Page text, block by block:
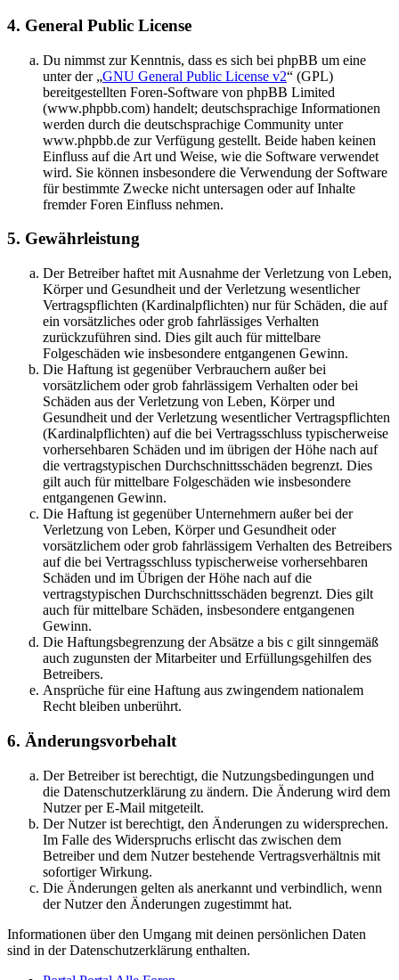
4. General Public License
Du nimmst zur Kenntnis, dass es sich bei phpBB um eine
unter der „GNU General Public License v2“ (GPL)
bereitgestellten Foren-Software von phpBB Limited
(www.phpbb.com) handelt; deutschsprachige Informationen
werden durch die deutschsprachige Community unter
www.phpbb.de zur Verfügung gestellt. Beide haben keinen
Einfluss auf die Art und Weise, wie die Software verwendet
wird. Sie können insbesondere die Verwendung der Software
für bestimmte Zwecke nicht untersagen oder auf Inhalte
fremder Foren Einfluss nehmen.
5. Gewährleistung
Der Betreiber haftet mit Ausnahme der Verletzung von Leben,
Körper und Gesundheit und der Verletzung wesentlicher
Vertragspflichten (Kardinalpflichten) nur für Schäden, die auf
ein vorsätzliches oder grob fahrlässiges Verhalten
zurückzuführen sind. Dies gilt auch für mittelbare
Folgeschäden wie insbesondere entgangenen Gewinn.
Die Haftung ist gegenüber Verbrauchern außer bei
vorsätzlichem oder grob fahrlässigem Verhalten oder bei
Schäden aus der Verletzung von Leben, Körper und
Gesundheit und der Verletzung wesentlicher Vertragspflichten
(Kardinalpflichten) auf die bei Vertragsschluss typischerweise
vorhersehbaren Schäden und im übrigen der Höhe nach auf
die vertragstypischen Durchschnittsschäden begrenzt. Dies
gilt auch für mittelbare Folgeschäden wie insbesondere
entgangenen Gewinn.
Die Haftung ist gegenüber Unternehmern außer bei der
Verletzung von Leben, Körper und Gesundheit oder
vorsätzlichem oder grob fahrlässigem Verhalten des Betreibers
auf die bei Vertragsschluss typischerweise vorhersehbaren
Schäden und im Übrigen der Höhe nach auf die
vertragstypischen Durchschnittsschäden begrenzt. Dies gilt
auch für mittelbare Schäden, insbesondere entgangenen
Gewinn.
Die Haftungsbegrenzung der Absätze a bis c gilt sinngemäß
auch zugunsten der Mitarbeiter und Erfüllungsgehilfen des
Betreibers.
Ansprüche für eine Haftung aus zwingendem nationalem
Recht bleiben unberührt.
6. Änderungsvorbehalt
Der Betreiber ist berechtigt, die Nutzungsbedingungen und
die Datenschutzerklärung zu ändern. Die Änderung wird dem
Nutzer per E-Mail mitgeteilt.
Der Nutzer ist berechtigt, den Änderungen zu widersprechen.
Im Falle des Widerspruchs erlischt das zwischen dem
Betreiber und dem Nutzer bestehende Vertragsverhältnis mit
sofortiger Wirkung.
Die Änderungen gelten als anerkannt und verbindlich, wenn
der Nutzer den Änderungen zugestimmt hat.
Informationen über den Umgang mit deinen persönlichen Daten
sind in der Datenschutzerklärung enthalten.